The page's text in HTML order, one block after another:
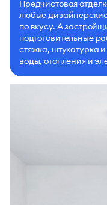
Предчистовая
любые
по вкусу. А
подготовительные
стяжка, штукатурка
воды, отопления и